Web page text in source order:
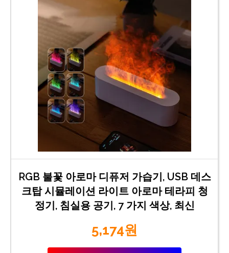
RGB 불꽃 아로마 디퓨저 가습기, USB 데스
크탑 시뮬레이션 라이트 아로마 테라피 청
정기, 침실용 공기, 7 가지 색상, 최신
5,174원